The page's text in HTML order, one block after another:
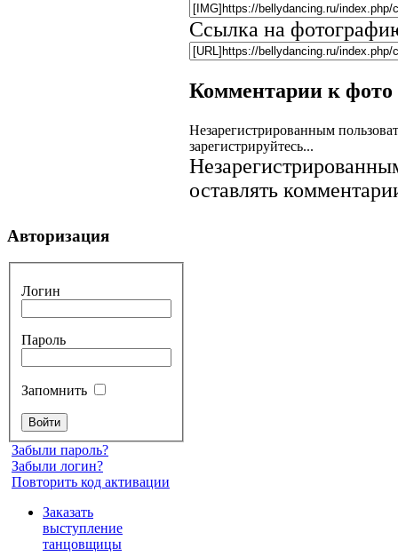
Ссылка на
Комментарии к фото
Незарегистрированным
зарегистрируйтесь...
оставлять
Авторизация
Логин
Пароль
Запомнить
Забыли пароль?
Забыли логин?
Повторить код активации
Заказать
выступление
танцовщицы